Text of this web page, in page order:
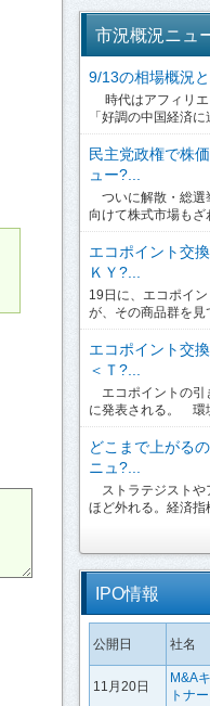
市況概況ニュ
9/13の相場概況
時代はアフィリエ
「好調の中国経済に
民主党政権で株
ュー?...
ついに解散・総選
向けて株式市場もざ
エコポイント交
ＫＹ?...
19日に、エコポイ
が、その商品群を見
エコポイント交
＜Ｔ?...
エコポイントの引
に発表される。 環
どこまで上がる
ニュ?...
ストラテジストや
ほど外れる。経済指
IPO情報
公開日 社名
11月20日
M&A
トナ